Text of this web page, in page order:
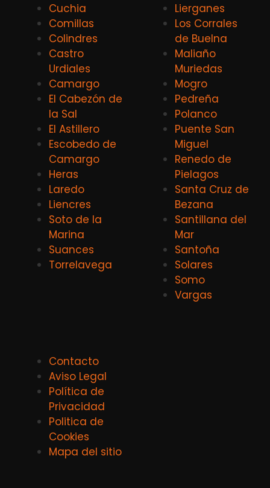
Cuchia
Comillas
Colindres
Castro
Urdiales
Camargo
El Cabezón de
la Sal
El Astillero
Escobedo de
Camargo
Heras
Laredo
Liencres
Soto de la
Marina
Suances
Torrelavega
Lierganes
Los Corrales
de Buelna
Maliaño
Muriedas
Mogro
Pedreña
Polanco
Puente San
Miguel
Renedo de
Pielagos
Santa Cruz de
Bezana
Santillana del
Mar
Santoña
Solares
Somo
Vargas
Contacto
Aviso Legal
Política de
Privacidad
Politica de
Cookies
Mapa del sitio